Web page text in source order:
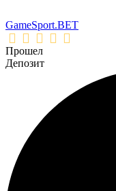
GameSport.BET
Прошел
Депозит